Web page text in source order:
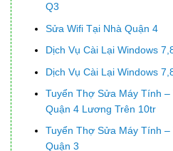
Q3
Sửa Wifi Tại Nhà Quận 4
Dịch Vụ Cài Lại Windows
Dịch Vụ Cài Lại Windows
Tuyển Thợ Sửa Máy Tính
Quận 4 Lương Trên 10tr
Tuyển Thợ Sửa Máy Tính
Quận 3